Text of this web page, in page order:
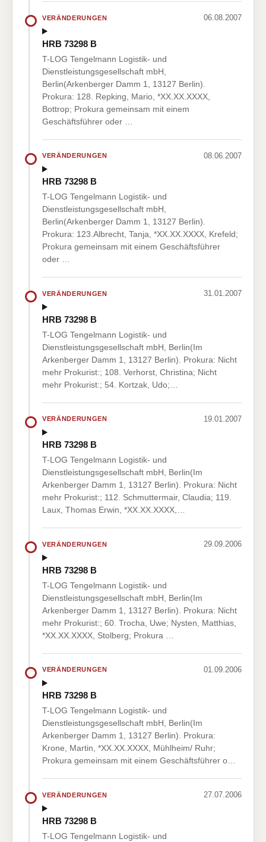
VERÄNDERUNGEN 06.08.2007
HRB 73298 B
T-LOG Tengelmann Logistik- und
Dienstleistungsgesellschaft mbH,
Berlin(Arkenberger Damm 1, 13127 Berlin).
Prokura: 128. Repking, Mario, *XX.XX.XXXX,
Bottrop; Prokura gemeinsam mit einem
Geschäftsführer oder …
VERÄNDERUNGEN 08.06.2007
HRB 73298 B
T-LOG Tengelmann Logistik- und
Dienstleistungsgesellschaft mbH,
Berlin(Arkenberger Damm 1, 13127 Berlin).
Prokura: 123.Albrecht, Tanja, *XX.XX.XXXX, Krefeld;
Prokura gemeinsam mit einem Geschäftsführer
oder …
VERÄNDERUNGEN 31.01.2007
HRB 73298 B
T-LOG Tengelmann Logistik- und
Dienstleistungsgesellschaft mbH, Berlin(Im
Arkenberger Damm 1, 13127 Berlin). Prokura: Nicht
mehr Prokurist:; 108. Verhorst, Christina; Nicht
mehr Prokurist:; 54. Kortzak, Udo;…
VERÄNDERUNGEN 19.01.2007
HRB 73298 B
T-LOG Tengelmann Logistik- und
Dienstleistungsgesellschaft mbH, Berlin(Im
Arkenberger Damm 1, 13127 Berlin). Prokura: Nicht
mehr Prokurist:; 112. Schmuttermair, Claudia; 119.
Laux, Thomas Erwin, *XX.XX.XXXX,…
VERÄNDERUNGEN 29.09.2006
HRB 73298 B
T-LOG Tengelmann Logistik- und
Dienstleistungsgesellschaft mbH, Berlin(Im
Arkenberger Damm 1, 13127 Berlin). Prokura: Nicht
mehr Prokurist:; 60. Trocha, Uwe; Nysten, Matthias,
*XX.XX.XXXX, Stolberg; Prokura …
VERÄNDERUNGEN 01.09.2006
HRB 73298 B
T-LOG Tengelmann Logistik- und
Dienstleistungsgesellschaft mbH, Berlin(Im
Arkenberger Damm 1, 13127 Berlin). Prokura:
Krone, Martin, *XX.XX.XXXX, Mühlheim/ Ruhr;
Prokura gemeinsam mit einem Geschäftsführer o…
VERÄNDERUNGEN 27.07.2006
HRB 73298 B
T-LOG Tengelmann Logistik- und